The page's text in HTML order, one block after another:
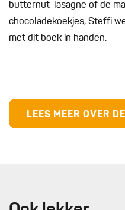
butternut-lasagne of de
chocoladekoekjes, Steffi
met dit boek in handen.
LEES MEER OVER